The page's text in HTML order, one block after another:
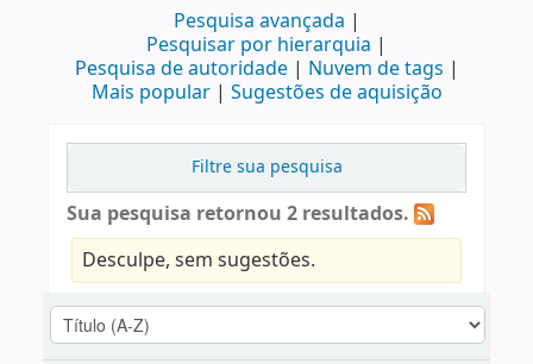
Pesquisa avançada
Pesquisar por hierarquia
Pesquisa de autoridade
Nuvem de tags
Mais popular
Sugestões de aquisição
Filtre sua pesquisa
Sua pesquisa retornou 2 resultados.
Desculpe, sem sugestões.